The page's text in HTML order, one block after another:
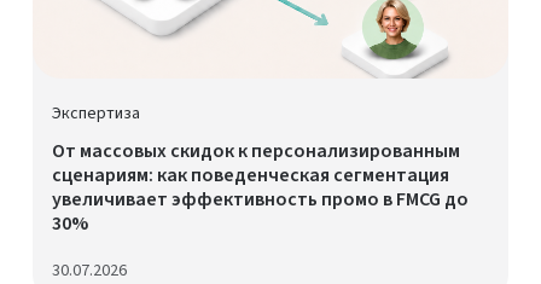
Экспертиза
От массовых скидок к персонализированным
сценариям: как поведенческая сегментация
увеличивает эффективность промо в FMCG до
30%
30.07.2026